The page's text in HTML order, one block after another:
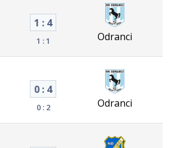
1 : 4
1 : 1 Odranci
0 : 4
0 : 2 Odranci